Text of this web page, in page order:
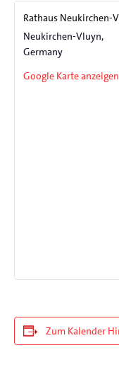
Rathaus Neukirchen-
Neukirchen-Vluyn,
Germany
Google Karte anzeigen
Zum Kalender